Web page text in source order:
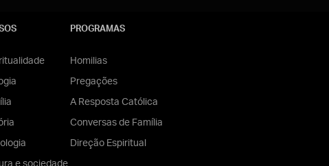
e sociedade
PROGRAMAS
Homilias
Pregações
A Resposta Católica
Conversas de Família
Direção Espiritual